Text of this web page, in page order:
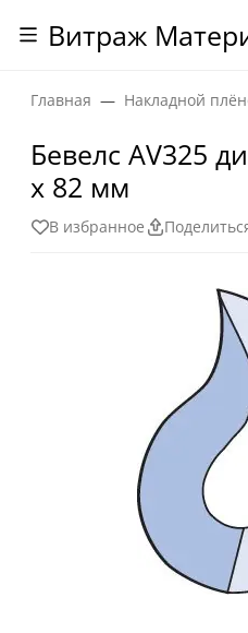
Витраж
Главная Накладной
Бевелс AV325
х 82 мм
В избранное